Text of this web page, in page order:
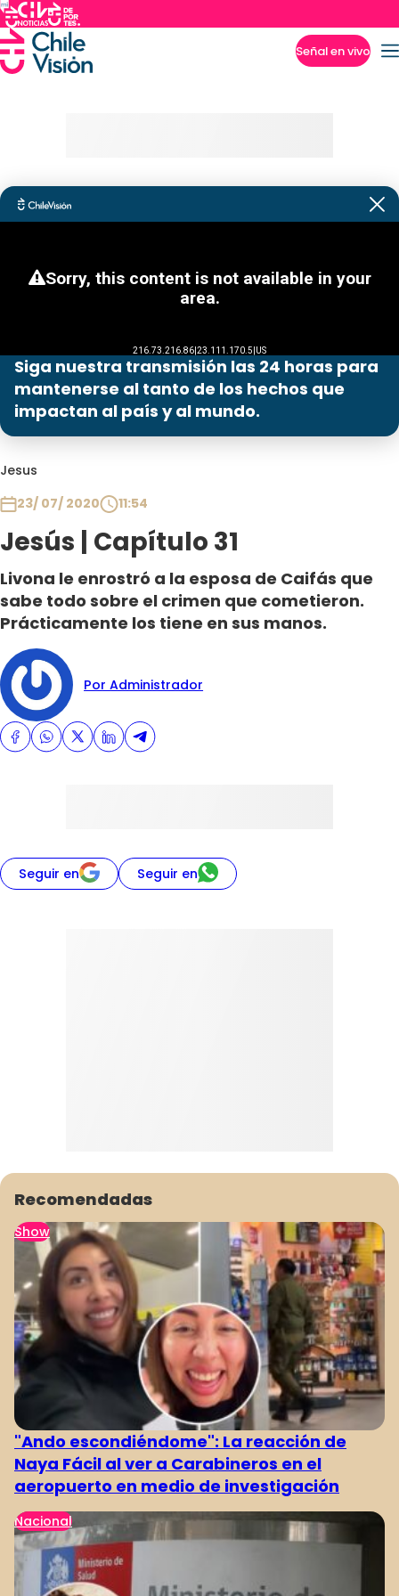
Señal en vivo
Siga nuestra transmisión las 24 horas para
mantenerse al tanto de los hechos que
impactan al país y al mundo.
Jesus
23/ 07/ 2020
11:54
Jesús | Capítulo 31
Livona le enrostró a la esposa de Caifás que
sabe todo sobre el crimen que cometieron.
Prácticamente los tiene en sus manos.
Por Administrador
Seguir en Seguir en
Recomendadas
Show
"Ando escondiéndome": La reacción de
Naya Fácil al ver a Carabineros en el
aeropuerto en medio de investigación
Nacional
Programas
Contigo en Directo
Plan Perfecto
El Tiempo
Sabingo
Todos Los Programas